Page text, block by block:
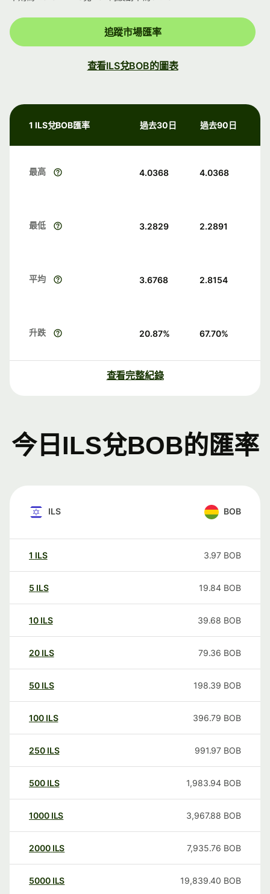
追蹤市場匯率
查看ILS兌BOB的圖表
1 ILS兌BOB匯率 過去30日 過去90日
最高 4.0368 4.0368
最低 3.2829 2.2891
平均 3.6768 2.8154
升跌 20.87% 67.70%
查看完整紀錄
今日ILS兌BOB的匯率
ILS BOB
1 ILS 3.97 BOB
5 ILS 19.84 BOB
10 ILS 39.68 BOB
20 ILS 79.36 BOB
50 ILS 198.39 BOB
100 ILS 396.79 BOB
250 ILS 991.97 BOB
500 ILS 1,983.94 BOB
1000 ILS 3,967.88 BOB
2000 ILS 7,935.76 BOB
5000 ILS 19,839.40 BOB